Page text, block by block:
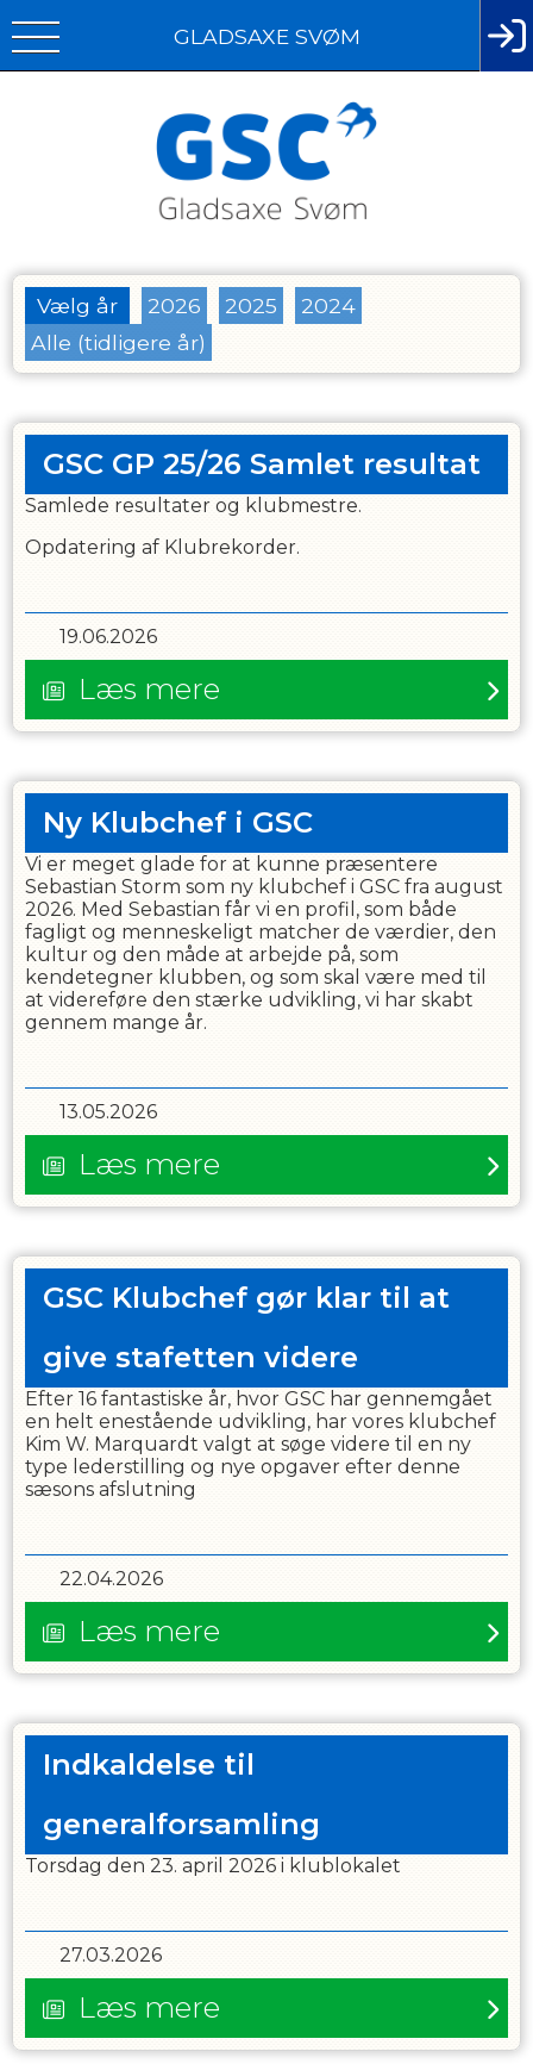
GLADSAXE SVØM
Vælg år 2026 2025
2024
Alle (tidligere år)
GSC GP 25/26 Samlet resultat
Samlede resultater og klubmestre.
Opdatering af Klubrekorder.
19.06.2026
Læs mere
Ny Klubchef i GSC
Vi er meget glade for at kunne præsentere
Sebastian Storm som ny klubchef i GSC fra august
2026. Med Sebastian får vi en profil, som både
fagligt og menneskeligt matcher de værdier, den
kultur og den måde at arbejde på, som
kendetegner klubben, og som skal være med til
at videreføre den stærke udvikling, vi har skabt
gennem mange år.
13.05.2026
Læs mere
GSC Klubchef gør klar til at
give stafetten videre
Efter 16 fantastiske år, hvor GSC har gennemgået
en helt enestående udvikling, har vores klubchef
Kim W. Marquardt valgt at søge videre til en ny
type lederstilling og nye opgaver efter denne
sæsons afslutning
22.04.2026
Læs mere
Indkaldelse til
generalforsamling
Torsdag den 23. april 2026 i klublokalet
27.03.2026
Læs mere